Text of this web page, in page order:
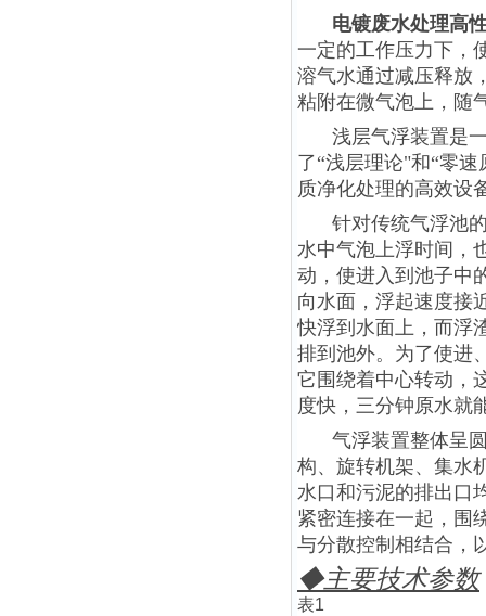
电镀废水处理高
一定的工作压力下，
溶气水通过减压释放
粘附在微气泡上，随
浅层气浮装置是
了“浅层理论"和“零
质净化处理的高效设
针对传统气浮池
水中气泡上浮时间，
动，使进入到池子中
向水面，浮起速度接
快浮到水面上，而浮
排到池外。为了使进
它围绕着中心转动，
度快，三分钟原水就
气浮装置整体呈
构、旋转机架、集水
水口和污泥的排出口
紧密连接在一起，围
与分散控制相结合，
◆主要技术参数
表1